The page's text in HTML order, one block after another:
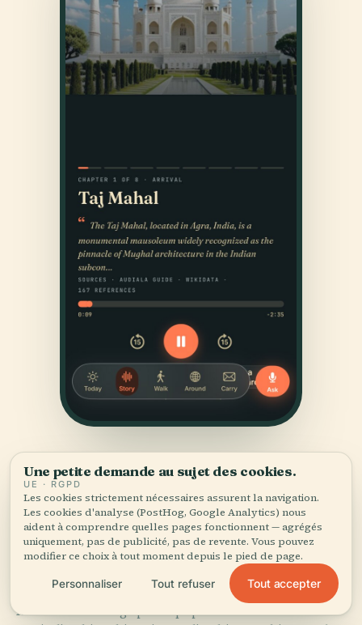
SOURCES
Vérifié,et montré.
Recherché et rédigé par l'équipe éditoriale d'Audiala à
Une petite demande au sujet des cookies.
UE · RGPD
Les cookies strictement nécessaires assurent la navigation.
Les cookies d'analyse (PostHog, Google Analytics) nous
aident à comprendre quelles pages fonctionnent — agrégés
uniquement, pas de publicité, pas de revente. Vous pouvez
modifier ce choix à tout moment depuis le pied de page.
Personnaliser Tout refuser Tout accepter